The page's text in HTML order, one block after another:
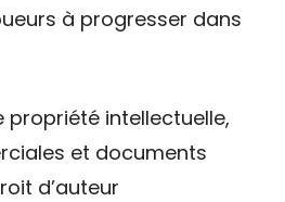
à progresser dans
propriété intellectuelle,
et documents
d’auteur